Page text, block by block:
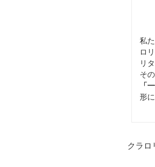
私
ロ
リ
そ
「
形
クラ